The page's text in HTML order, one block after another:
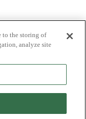
to the storing of
analyze site